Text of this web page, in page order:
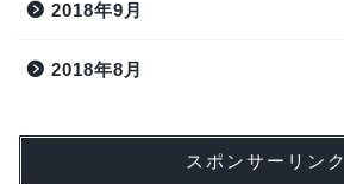
2018年9月
2018年8月
スポンサーリンク